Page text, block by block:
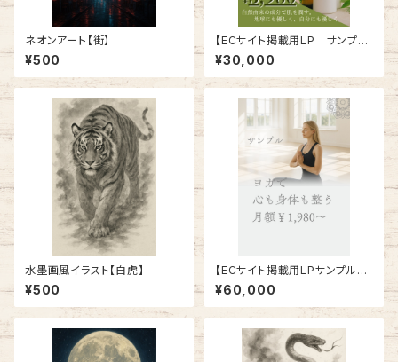
ネオンアート【街】
¥500
【ECサイト掲載用LP サンプ
ル】購入前にご連絡ください
¥30,000
水墨画風イラスト【白虎】
¥500
【ECサイト掲載用LPサンプル】
購入前にご連絡ください
¥60,000